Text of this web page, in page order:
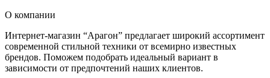
О компании
Интернет-магазин “Арагон” предлагает широкий ассортимент
современной стильной техники от всемирно известных
брендов. Поможем подобрать идеальный вариант в
зависимости от предпочтений наших клиентов.